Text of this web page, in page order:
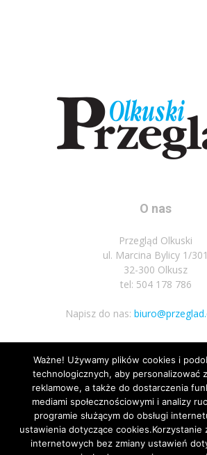
O nas
Przegląd Olkuski
ul. Marcina Bylicy 1/301
32-300 Olkusz
tel: 504 178 786
Napisz do nas:
Podążaj za nami
Ważne! Używamy plików cookies i
technologicznych, aby personalizować
reklamowe, a także do dostarczenia
mediami społecznościowymi i analizy
programie służącym do obsługi
ustawienia dotyczące cookies.Korzystanie
internetowych bez zmiany ustawień